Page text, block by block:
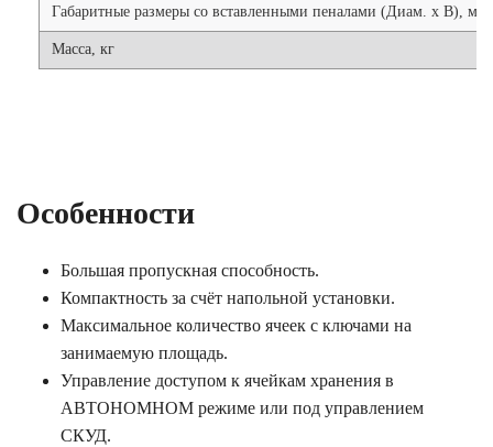
Габаритные размеры со вставленными пеналами (Диам. х В), мм
Масса, кг
Особенности
Большая пропускная способность.
Компактность за счёт напольной установки.
Максимальное количество ячеек с ключами на
занимаемую площадь.
Управление доступом к ячейкам хранения в
АВТОНОМНОМ режиме или под управлением
СКУД.